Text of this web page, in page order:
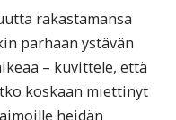
rakastamansa
parhaan ystävän
– kuvittele, että
koskaan miettinyt
heidän